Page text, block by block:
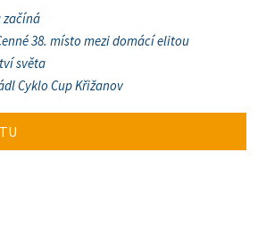
začíná
38. místo mezi domácí elitou
světa
Cyklo Cup Křižanov